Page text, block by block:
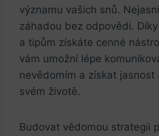
významu⁣ vašich snů.
záhadou bez odpovědi.
a tipům získáte‍ cenné‌
⁢vám umožní lépe‍
nevědomím ⁢a získat jasnost
svém ‍životě.⁢
Budovat vědomou strategii